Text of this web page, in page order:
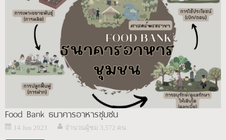
Food Bank ธนาคารอาหารชุมชน
14 Jun 2023 จำนวนผู้ชม 3,572 คน